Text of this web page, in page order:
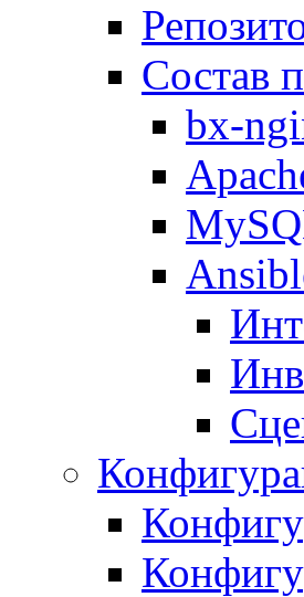
Состав
bx-